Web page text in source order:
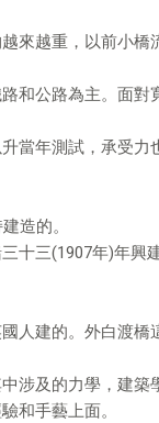
來越重，以前小
和公路為主。面
當年測試，承受力
造的。
十三(1907年)年興
人建的。外白渡橋
涉及的力學，建
和手藝上面。